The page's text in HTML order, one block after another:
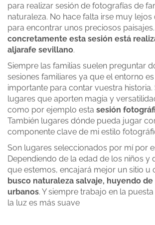
para realizar sesión de fotografías de
naturaleza. No hace falta irse muy lejos
para encontrar unos preciosos paisajes.
concretamente esta sesión está
aljarafe sevillano.
Siempre las familias suelen preguntar
sesiones familiares ya que el entorno
importante para contar vuestra
lugares que aporten magia y
como por ejemplo esta sesión
También lugares dónde pueda jugar
componente clave de mi estilo
Son lugares seleccionados por mí por
Dependiendo de la edad de los niños y
que estemos, encajará mejor un sitio u
busco naturaleza salvaje, huyendo
urbanos. Y siempre trabajo en la
la luz es más suave